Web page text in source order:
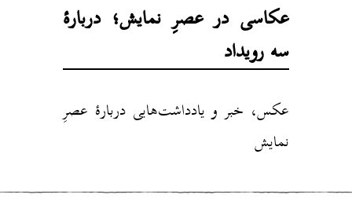
عکاسی در عصرِ نمایش؛ دربارهٔ
سه رویداد
عکس، خبر و یادداشت‌هایی دربارهٔ عصرِ
نمایش